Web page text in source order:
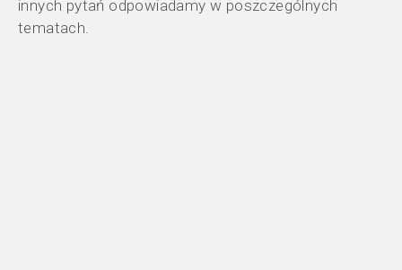
innych pytań odpowiadamy w poszczególnych
tematach.